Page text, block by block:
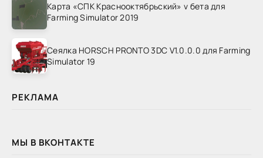
Карта «СПК Краснооктябрьский» v бета для
Farming Simulator 2019
Сеялка HORSCH PRONTO 3DC V1.0.0.0 для Farming
Simulator 19
РЕКЛАМА
МЫ В ВКОНТАКТЕ